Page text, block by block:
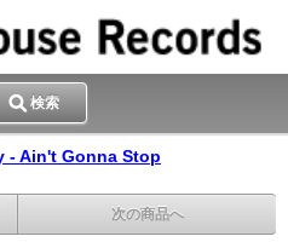
検索
- Ain't Gonna Stop
次の商品へ